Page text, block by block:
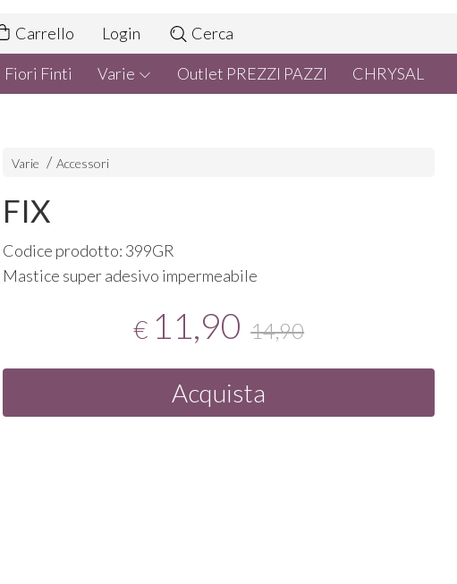
Carrello Login Cerca
Fiori Finti Varie Outlet PREZZI PAZZI CHRYSAL
Varie Accessori
FIX
Codice prodotto: 399GR
Mastice super adesivo impermeabile
€ 11,90 14,90
Acquista